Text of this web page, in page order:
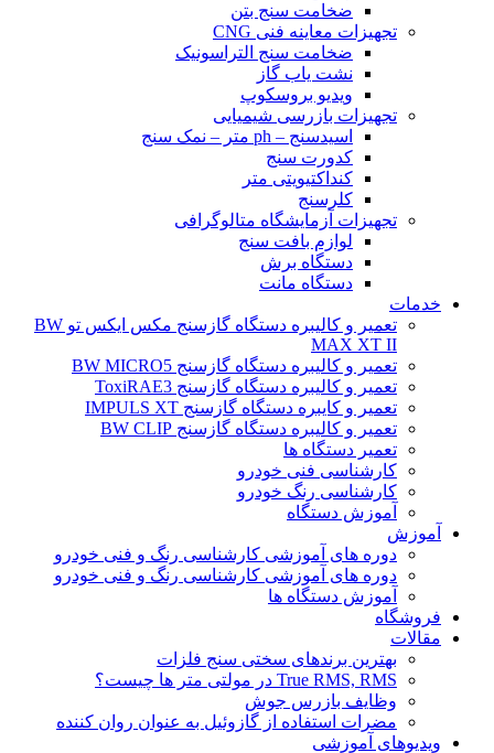
ضخامت سنج بتن
تجهیزات معاینه فنی CNG
ضخامت سنج التراسونیک
نشت یاب گاز
ویدیو بروسکوپ
تجهیزات بازرسی شیمیایی
اسیدسنج – ph متر – نمک سنج
کدورت سنج
کنداکتیویتی متر
کلرسنج
تجهیزات آزمایشگاه متالوگرافی
لوازم بافت سنج
دستگاه برش
دستگاه مانت
خدمات
تعمیر و کالیبره دستگاه گازسنج مکس ایکس تو BW
MAX XT II
تعمیر و کالیبره دستگاه گازسنج BW MICRO5
تعمیر و کالیبره دستگاه گازسنج ToxiRAE3
تعمیر و کایبره دستگاه گازسنج IMPULS XT
تعمیر و کالیبره دستگاه گازسنج BW CLIP
تعمیر دستگاه ها
کارشناسی فنی خودرو
کارشناسی رنگ خودرو
آموزش دستگاه
آموزش
دوره های آموزشی کارشناسی رنگ و فنی خودرو
دوره های آموزشی کارشناسی رنگ و فنی خودرو
آموزش دستگاه ها
فروشگاه
مقالات
بهترین برندهای سختی سنج فلزات
True RMS, RMS در مولتی متر ها چیست؟
وظایف بازرس جوش
مضرات استفاده از گازوئیل به عنوان روان کننده
ویدیوهای آموزشی